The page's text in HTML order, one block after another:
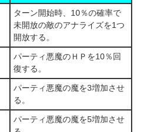
ターン開始時、10％の確率で
未開放の敵のアナライズを1つ
開放する。
パーティ悪魔のＨＰを10％回
復する。
パーティ悪魔の魔を3増加させ
る。
パーティ悪魔の魔を5増加させ